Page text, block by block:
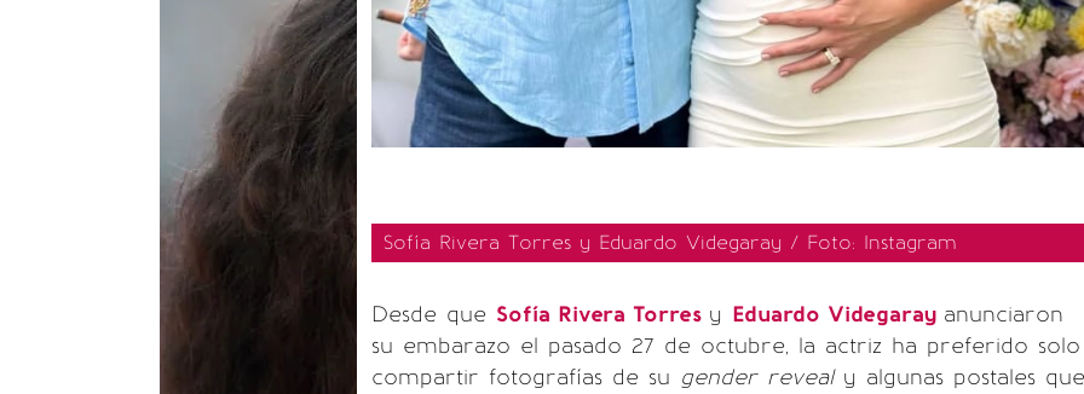
Sofía Rivera Torres y Eduardo Videgaray / Foto: Instagram
Desde que Sofía Rivera Torres y Eduardo Videgaray anunciaron
su embarazo el pasado 27 de octubre, la actriz ha preferido solo
compartir fotografías de su gender reveal y algunas postales que